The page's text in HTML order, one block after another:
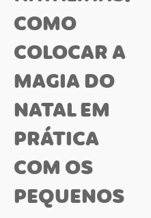
COMO
COLOCAR A
MAGIA DO
NATAL EM
PRÁTICA
COM OS
PEQUENOS